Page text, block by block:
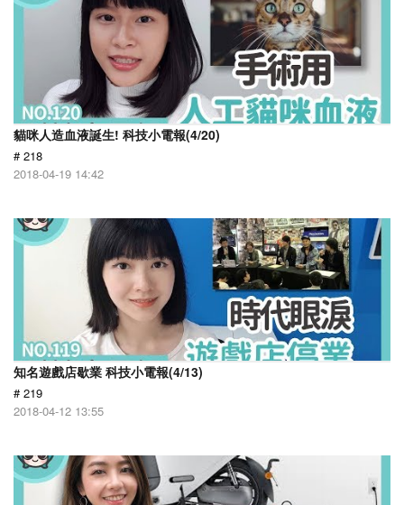
貓咪人造血液誕生! 科技小電報(4/20)
# 218
2018-04-19 14:42
知名遊戲店歇業 科技小電報(4/13)
# 219
2018-04-12 13:55